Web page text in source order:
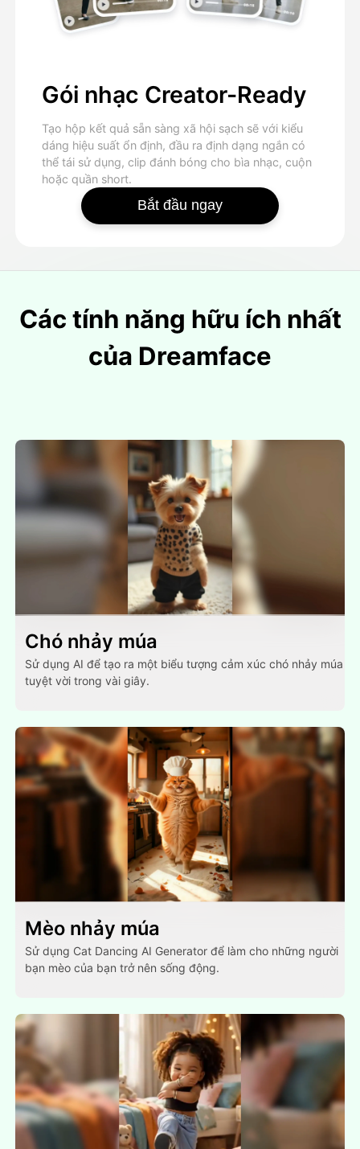
Gói nhạc Creator-Ready
Tạo hộp kết quả sẵn sàng xã hội sạch sẽ với kiểu
dáng hiệu suất ổn định, đầu ra định dạng ngắn có
thể tái sử dụng, clip đánh bóng cho bìa nhạc, cuộn
hoặc quần short.
Bắt đầu ngay
Các tính năng hữu ích nhất
của Dreamface
Chó nhảy múa
Sử dụng AI để tạo ra một biểu tượng cảm xúc chó nhảy múa
tuyệt vời trong vài giây.
Mèo nhảy múa
Sử dụng Cat Dancing AI Generator để làm cho những người
bạn mèo của bạn trở nên sống động.